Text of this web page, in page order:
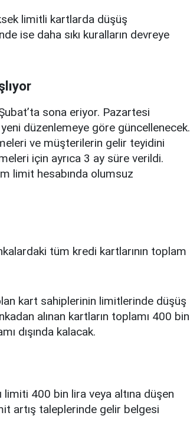
limitli kartlarda düşüş
ise daha sıkı kuralların devreye
sona eriyor. Pazartesi
düzenlemeye göre güncellenecek.
ve müşterilerin gelir teyidini
için ayrıca 3 ay süre verildi.
limit hesabında olumsuz
tüm kredi kartlarının toplam
kart sahiplerinin limitlerinde düşüş
alınan kartların toplamı 400 bin
dışında kalacak.
400 bin lira veya altına düşen
artış taleplerinde gelir belgesi